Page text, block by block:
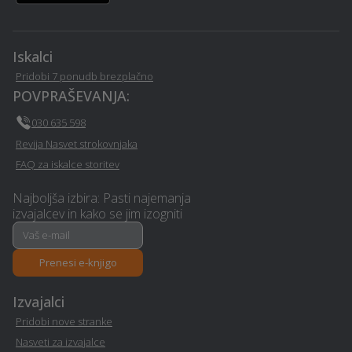
Nezgodno zavarovanje -
Grad
Ortodontija - Grad
Električarske storitve -
Grad
Avto storitve in oprema -
Grad
Polaganje tapet - Grad
Iskalci
Pridobi 7 ponudb brezplačno
POVPRAŠEVANJA:
030 635 598
Revija Nasvet strokovnjaka
FAQ za iskalce storitev
Najboljša izbira: Pasti najemanja
izvajalcev in kako se jim izogniti
Prenesi e-knjigo
Izvajalci
Pridobi nove stranke
Nasveti za izvajalce